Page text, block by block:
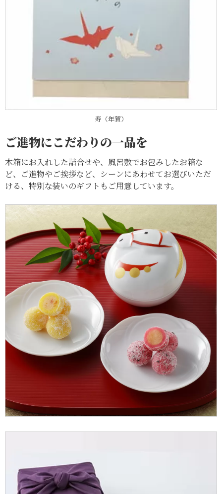
寿（年賀）
ご進物にこだわりの一品を
木箱にお入れした詰合せや、風呂敷でお包みしたお箱な
ど、ご進物やご挨拶など、シーンにあわせてお選びいただ
ける、特別な装いのギフトもご用意しています。